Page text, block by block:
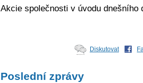
Akcie společnosti v úvodu dnešního
Diskutovat
Poslední zprávy